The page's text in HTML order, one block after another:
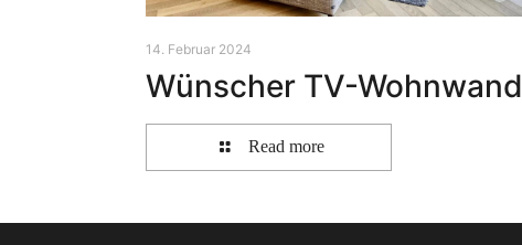
14. Februar 2024
Wünscher TV-Wohnwand
Read more